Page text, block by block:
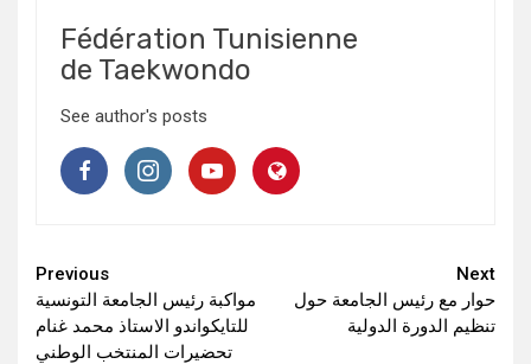
Fédération Tunisienne
de Taekwondo
See author's posts
Continue
Reading
Previous
مواكبة رئيس الجامعة التونسية
للتايكواندو الاستاذ محمد غنام
تحضيرات المنتخب الوطني
Next
حوار مع رئيس الجامعة حول
تنظيم الدورة الدولية